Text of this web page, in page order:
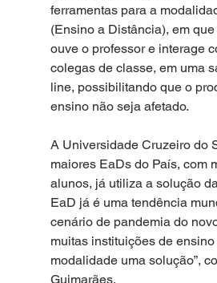
ferramentas para a
(Ensino a Distância), em
ouve o professor e interage
colegas de classe, em uma
line, possibilitando que o
ensino não seja afetado.
A Universidade Cruzeiro do
maiores EaDs do País, com
alunos, já utiliza a solução
EaD já é uma tendência
cenário de pandemia do
muitas instituições de
modalidade uma solução”,
Guimarães.